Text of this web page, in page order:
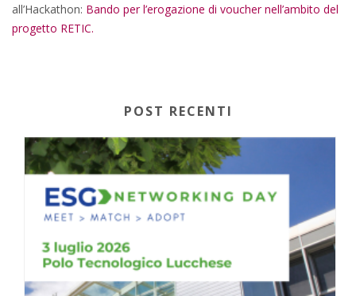
all’Hackathon: Bando per l’erogazione di voucher nell’ambito del
progetto RETIC.
POST RECENTI